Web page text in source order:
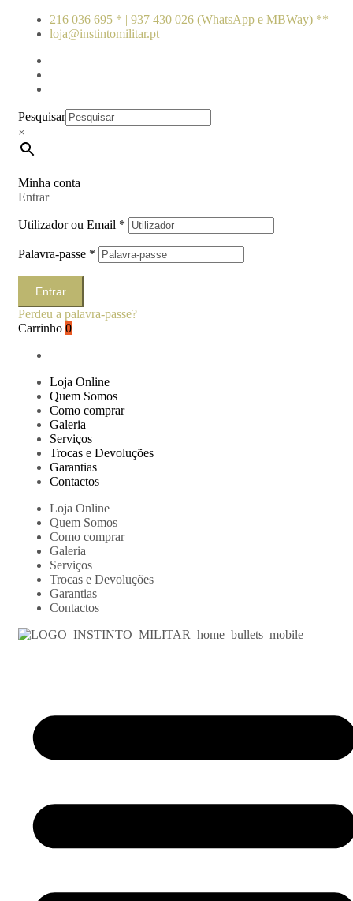
216 036 695 * | 937 430 026 (WhatsApp e MBWay) **
loja@instintomilitar.pt
Pesquisar
×
Minha conta
Entrar
Utilizador ou Email *
Palavra-passe *
Entrar
Perdeu a palavra-passe?
Carrinho 0
Loja Online
Quem Somos
Como comprar
Galeria
Serviços
Trocas e Devoluções
Garantias
Contactos
Loja Online
Quem Somos
Como comprar
Galeria
Serviços
Trocas e Devoluções
Garantias
Contactos